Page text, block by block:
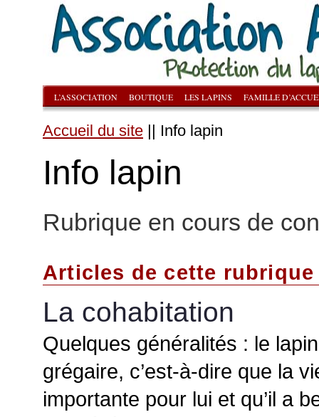
L’ASSOCIATION BOUTIQUE LES LAPINS FAMILLE
Accueil du site || Info lapin
Info lapin
Rubrique en cours de
Articles de cette rubrique
La cohabitation
Quelques généralités : le
grégaire, c’est-à-dire que la
importante pour lui et qu’il a